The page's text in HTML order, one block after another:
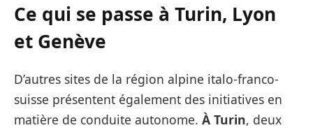
Ce qui se passe à Turin, Lyon
et Genève
D’autres sites de la région alpine italo-franco-
suisse présentent également des initiatives en
matière de conduite autonome. À Turin, deux